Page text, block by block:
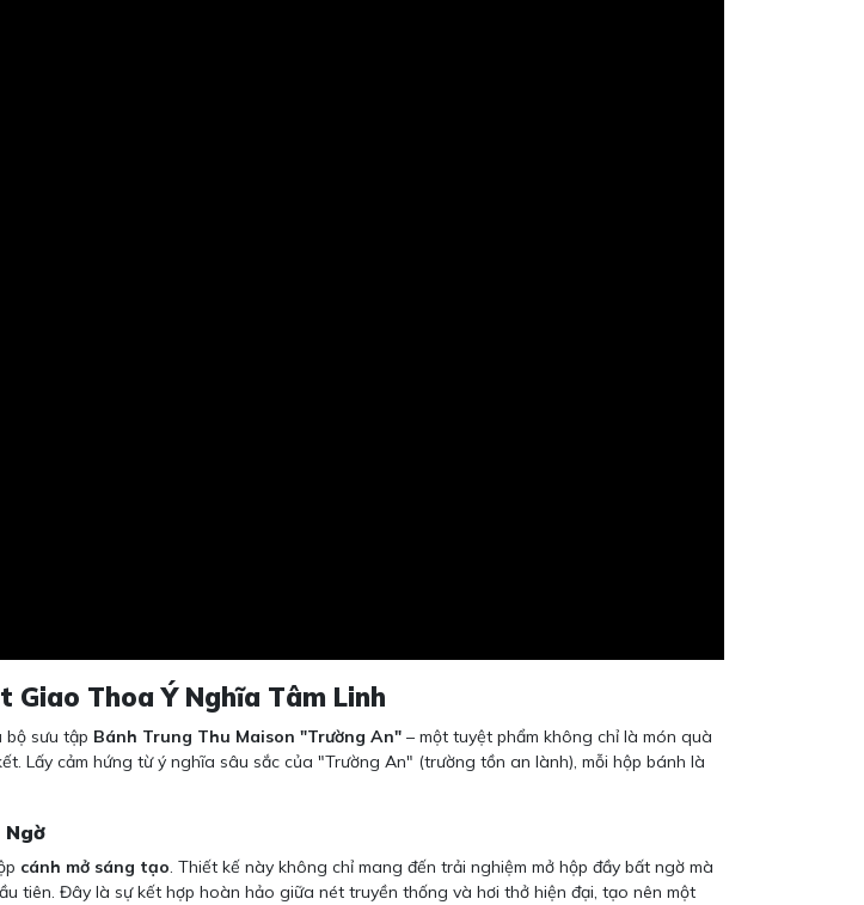
Giao Thoa Ý Nghĩa Tâm Linh
sưu tập Bánh Trung Thu Maison "Trường An" – một tuyệt phẩm không chỉ là món quà
Lấy cảm hứng từ ý nghĩa sâu sắc của "Trường An" (trường tồn an lành), mỗi hộp bánh là
Ngờ
cánh mở sáng tạo. Thiết kế này không chỉ mang đến trải nghiệm mở hộp đầy bất ngờ mà
tiên. Đây là sự kết hợp hoàn hảo giữa nét truyền thống và hơi thở hiện đại, tạo nên một